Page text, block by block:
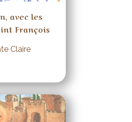
avec les
François
Claire